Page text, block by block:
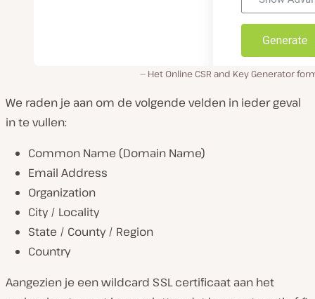
Het Online CSR and Key Generator
We raden je aan om de volgende velden in ieder geval
in te vullen:
Common Name (Domain Name)
Email Address
Organization
City / Locality
State / County / Region
Country
Aangezien je een wildcard SSL certificaat aan het